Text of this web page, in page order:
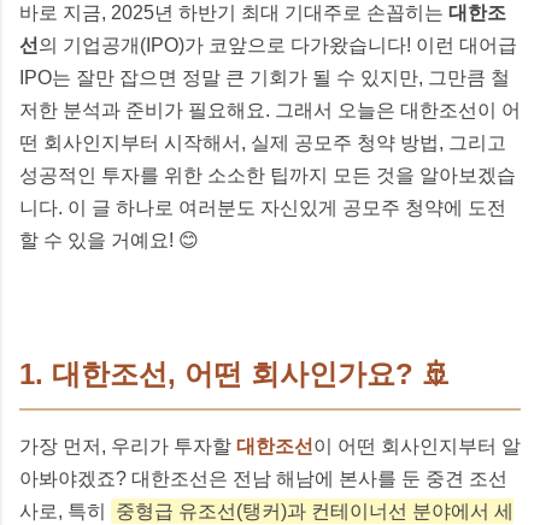
바로 지금, 2025년 하반기 최대 기대주로 손꼽히는 대한조
선 의 기업공개(IPO)가 코앞으로 다가왔습니다! 이런 대어급
IPO는 잘만 잡으면 정말 큰 기회가 될 수 있지만, 그만큼 철
저한 분석과 준비가 필요해요. 그래서 오늘은 대한조선이 어
떤 회사인지부터 시작해서, 실제 공모주 청약 방법, 그리고
성공적인 투자를 위한 소소한 팁까지 모든 것을 알아보겠습
니다. 이 글 하나로 여러분도 자신있게 공모주 청약에 도전
할 수 있을 거예요! 😊
1. 대한조선, 어떤 회사인가요? 🚢
가장 먼저, 우리가 투자할 대한조선 이 어떤 회사인지부터 알
아봐야겠죠? 대한조선은 전남 해남에 본사를 둔 중견 조선
사로, 특히
중형급 유조선(탱커)과 컨테이너선 분야에서 세